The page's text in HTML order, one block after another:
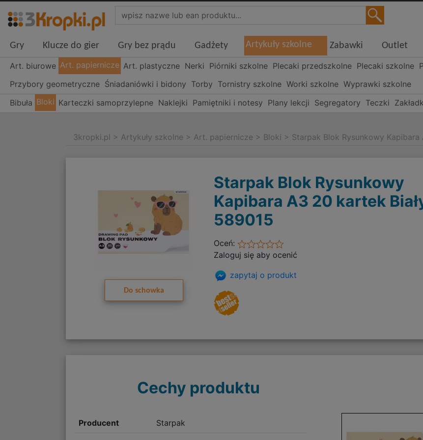
Gry Klucze do gier Gry bez prądu Gadżety Artykuły szkolne Zabawki Outlet
Art. biurowe Art. papiernicze Art. plastyczne Nerki Piórniki szkolne Plecaki przedszkolne Plecaki szkolne
Przybory geometryczne Śniadaniówki i bidony Torby Tornistry szkolne Worki szkolne Wyprawki szkolne
Bibuła Bloki Karteczki samoprzylepne Naklejki Pamiętniki i notesy Plany lekcji Segregatory Teczki
3kropki.pl > Artykuły szkolne > Art. papiernicze > Bloki > Starpak Blok Rysunkowy
Do schowka
Starpak Blok Rysunkowy
Kapibara A3 20 kartek
589015
Oceń:
Zaloguj się aby ocenić
zapytaj o produkt
Cechy produktu
Producent Starpak